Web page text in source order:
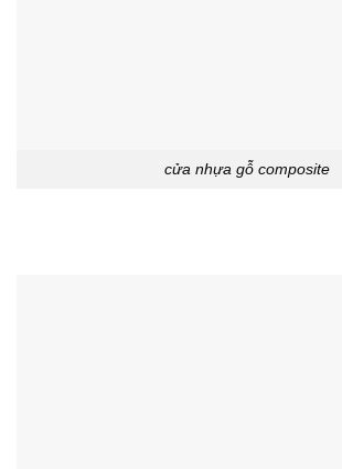
cửa nhựa gỗ composite